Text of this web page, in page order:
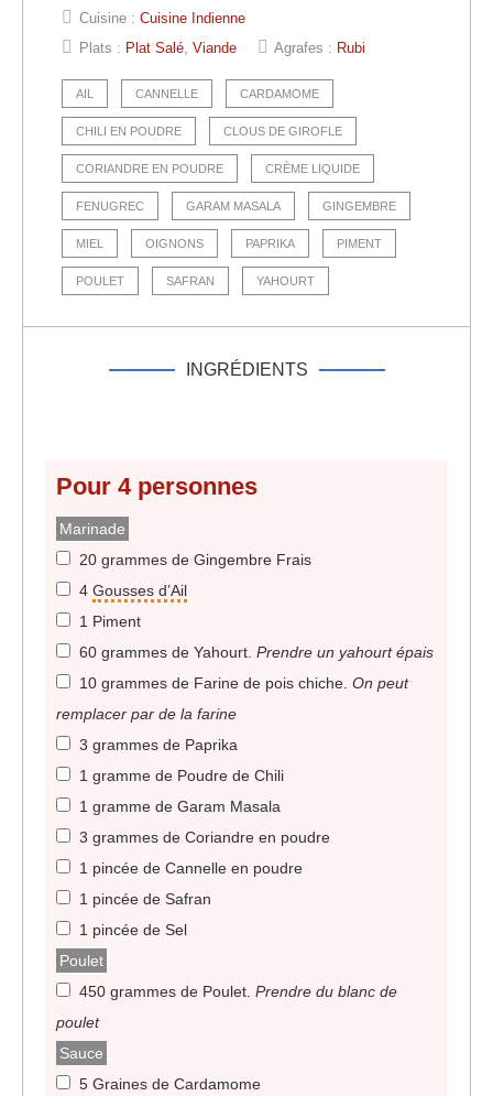
Cuisine : Cuisine Indienne
Plats : Plat Salé, Viande Agrafes : Rubi
AIL CANNELLE CARDAMOME
CHILI EN POUDRE CLOUS DE GIROFLE
CORIANDRE EN POUDRE CRÈME LIQUIDE
FENUGREC GARAM MASALA GINGEMBRE
MIEL OIGNONS PAPRIKA PIMENT
POULET SAFRAN YAHOURT
INGRÉDIENTS
Pour 4personnes
Marinade
20 grammes de Gingembre Frais
4 Gousses d’Ail
1 Piment
60 grammes de Yahourt. Prendre un yahourt épais
10 grammes de Farine de pois chiche. On peut
remplacer par de la farine
3 grammes de Paprika
1 gramme de Poudre de Chili
1 gramme de Garam Masala
3 grammes de Coriandre en poudre
1 pincée de Cannelle en poudre
1 pincée de Safran
1 pincée de Sel
Poulet
450 grammes de Poulet. Prendre du blanc de
poulet
Sauce
5 Graines de Cardamome